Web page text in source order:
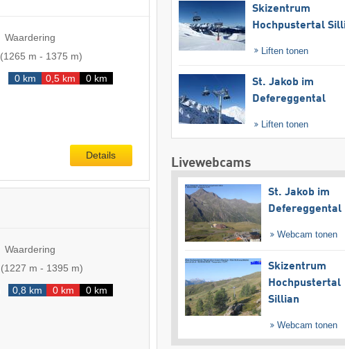
Waardering
(1265 m - 1375 m)
0 km 0,5 km 0 km
Details
Waardering
(1227 m - 1395 m)
0,8 km 0 km 0 km
Skizentrum
Hochpustertal
Liften tonen
St. Jakob im
Defereggental
Liften tonen
Livewebcams
St. Jakob im
Defereggental
Webcam tonen
Skizentrum
Hochpustertal
Sillian
Webcam tonen